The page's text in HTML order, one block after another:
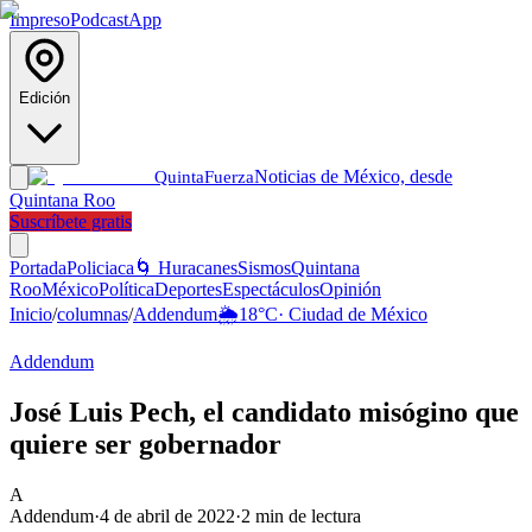
ImpresoPodcastApp
Edición
QuintaFuerzaNoticias de México, desde
Quintana Roo
Suscríbete gratis
PortadaPoliciaca 🌀 HuracanesSismosQuintana
RooMéxicoPolíticaDeportesEspectáculosOpinión
Inicio/columnas/Addendum🌦️18°C· Ciudad de México
Addendum
José Luis Pech, el candidato misógino que
quiere ser gobernador
A
Addendum·4 de abril de 2022·2 min de lectura